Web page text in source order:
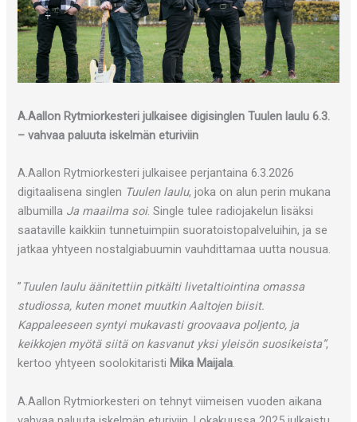
A.Aallon Rytmiorkesteri julkaisee digisinglen Tuulen laulu 6.3.
– vahvaa paluuta iskelmän eturiviin
A.Aallon Rytmiorkesteri julkaisee perjantaina 6.3.2026
digitaalisena singlen Tuulen laulu, joka on alun perin mukana
albumilla Ja maailma soi. Single tulee radiojakelun lisäksi
saataville kaikkiin tunnetuimpiin suoratoistopalveluihin, ja se
jatkaa yhtyeen nostalgiabuumin vauhdittamaa uutta nousua.
” Tuulen laulu äänitettiin pitkälti livetaltiointina omassa
studiossa, kuten monet muutkin Aaltojen biisit.
Kappaleeseen syntyi mukavasti groovaava poljento, ja
keikkojen myötä siitä on kasvanut yksi yleisön suosikeista”,
kertoo yhtyeen soolokitaristi Mika Maijala.
A.Aallon Rytmiorkesteri on tehnyt viimeisen vuoden aikana